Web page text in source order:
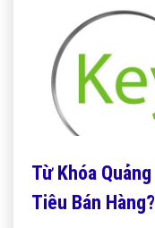
Từ Khóa
Tiêu Bán Hàng?